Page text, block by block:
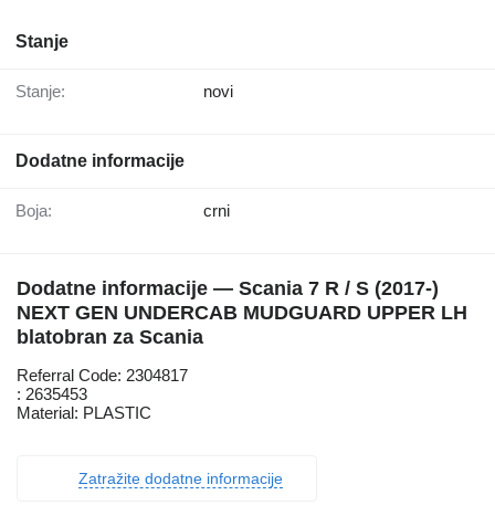
Stanje
Stanje: novi
Dodatne informacije
Boja: crni
Dodatne informacije — Scania 7 R / S (2017-)
NEXT GEN UNDERCAB MUDGUARD UPPER LH
blatobran za Scania
Referral Code: 2304817
: 2635453
Material: PLASTIC
Zatražite dodatne informacije